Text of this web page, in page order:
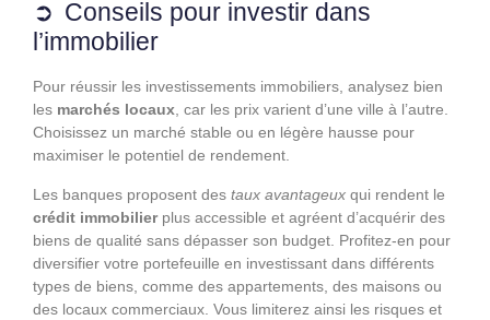
Conseils pour investir dans
l’immobilier
Pour réussir les investissements immobiliers, analysez bien
les marchés locaux , car les prix varient d’une ville à l’autre.
Choisissez un marché stable ou en légère hausse pour
maximiser le potentiel de rendement.
Les banques proposent des taux avantageux qui rendent le
crédit immobilierplus accessible et agréent d’acquérir des
biens de qualité sans dépasser son budget. Profitez-en pour
diversifier votre portefeuille en investissant dans différents
types de biens, comme des appartements, des maisons ou
des locaux commerciaux. Vous limiterez ainsi les risques et